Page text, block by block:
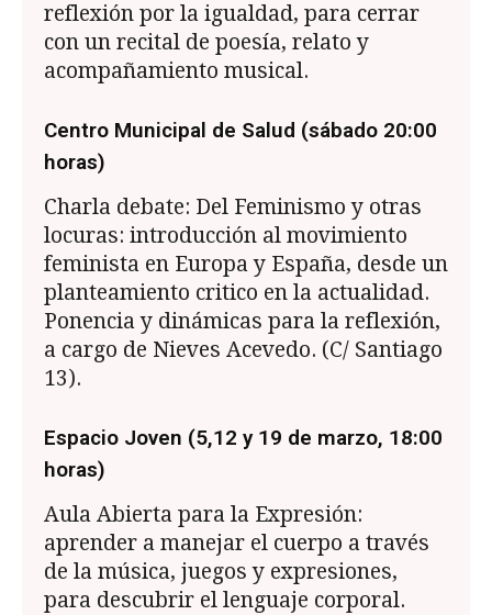
reflexión por la igualdad, para cerrar
con un recital de poesía, relato y
acompañamiento musical.
Centro Municipal de Salud (sábado 20:00
horas)
Charla debate: Del Feminismo y otras
locuras: introducción al movimiento
feminista en Europa y España, desde un
planteamiento critico en la actualidad.
Ponencia y dinámicas para la reflexión,
a cargo de Nieves Acevedo. (C/ Santiago
13).
Espacio Joven (5,12 y 19 de marzo, 18:00
horas)
Aula Abierta para la Expresión:
aprender a manejar el cuerpo a través
de la música, juegos y expresiones,
para descubrir el lenguaje corporal.